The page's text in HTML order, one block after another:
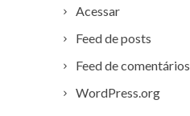
Acessar
Feed de posts
Feed de comentários
WordPress.org